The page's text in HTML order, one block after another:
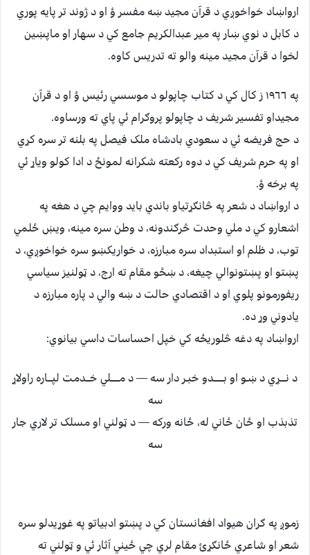
ارواښاد خواخوږي د قرآن مجيد ښه مفسر ؤ او د ژوند تر پايه پوري
د کابل د نوي ښار په مير عبدالکريم جامع کي د سهار او ماپښين
لخوا د قرآن مجيد مينه والو ته تدريس کاوه.
په ١٩٦٦ ز کال کي د کتاب چاپولو د موسسي رئيس ؤ او د قرآن
مجيداو تفسير شريف د چاپولو پروګرام ئي پاي ته ورساوه.
د حج فريضه ئي د سعودي بادشاه ملک فيصل په بلنه تر سره کړي
او په حرم شريف کي د دوه رکعته شکرانه لمونځ د ادا کولو وياړ ئي
په برخه ؤ.
د ارواښاد د شعر په څانګړتياو باندي بايد ووايم چي د هغه په
اشعارو کي د ملي وحدت څرګندونه، د وطن سره مينه، ويښ ځلمي
توب، د ظلم او استبداد سره مبارزه، د خواريکښو سره خواخوږي، د
پښتو او پښتونوالي چيغه، د ښځو مقام ته ارج، د ټولنيز سياسي
ريفورمونو پلوي او د اقتصادي حالت د ښه والي د پاره مبارزه د
يادوني وړ ده.
ارواښاد په دغه څلوريځه کي خپل احساسات داسي بيانوي:
د نــــړي د ښـو او بـــــــدو خبـر دار سه — د مــــــلي خـــدمت لپـــاره راولاړ
سه
تذبذب او ځان ځاني له، ځانه ورکه — د ټولني او مسلک تر لاري جار
سه
زموږ په ګران هيواد افغانستان کي د پښتو ادبياتو په غوړيدلو سره
شعر او شاعري ځانګړئ مقام لري چي ځيني آثار ئي و ټولني ته